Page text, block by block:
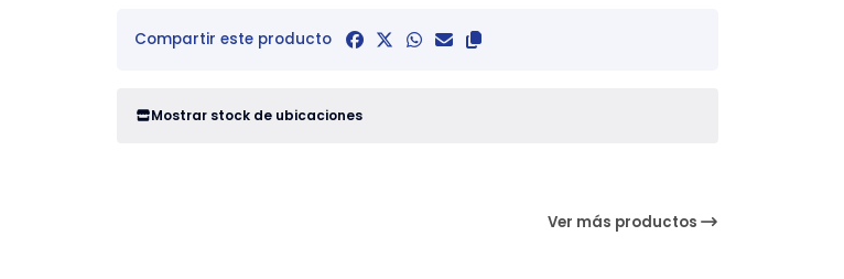
Compartir este producto
Mostrar stock de ubicaciones
Ver más productos